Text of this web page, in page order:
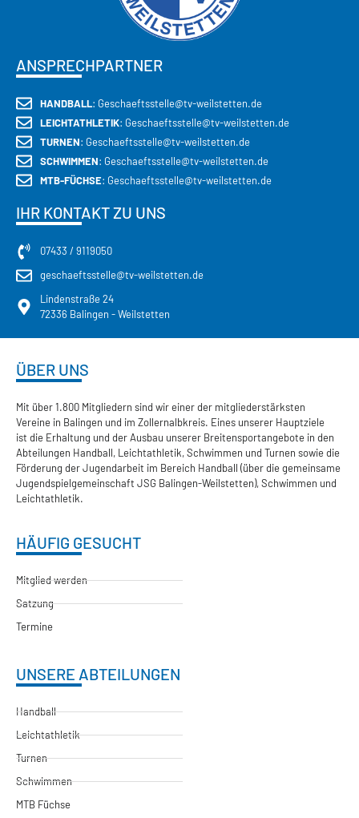
ANSPRECHPARTNER
HANDBALL: Geschaeftsstelle@tv-weilstetten.de
LEICHTATHLETIK: Geschaeftsstelle@tv-weilstetten.de
TURNEN: Geschaeftsstelle@tv-weilstetten.de
SCHWIMMEN: Geschaeftsstelle@tv-weilstetten.de
MTB-FÜCHSE: Geschaeftsstelle@tv-weilstetten.de
IHR KONTAKT ZU UNS
07433 / 9119050
geschaeftsstelle@tv-weilstetten.de
Lindenstraße 24
72336 Balingen - Weilstetten
ÜBER UNS
Mit über 1.800 Mitgliedern sind wir einer der mitgliederstärksten
Vereine in Balingen und im Zollernalbkreis. Eines unserer Hauptziele
ist die Erhaltung und der Ausbau unserer Breitensportangebote in den
Abteilungen Handball, Leichtathletik, Schwimmen und Turnen sowie die
Förderung der Jugendarbeit im Bereich Handball (über die gemeinsame
Jugendspielgemeinschaft JSG Balingen-Weilstetten), Schwimmen und
Leichtathletik.
HÄUFIG GESUCHT
Mitglied werden
Satzung
Termine
UNSERE ABTEILUNGEN
Handball
Leichtathletik
Turnen
Schwimmen
MTB Füchse